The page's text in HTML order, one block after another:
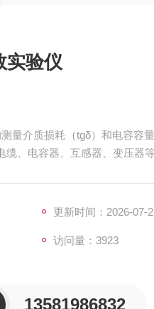
实验仪
量介质损耗（tgδ）和电容容
、电容器、互感器、变压器
更新时间：2026-07-
访问量：3923
13581986832